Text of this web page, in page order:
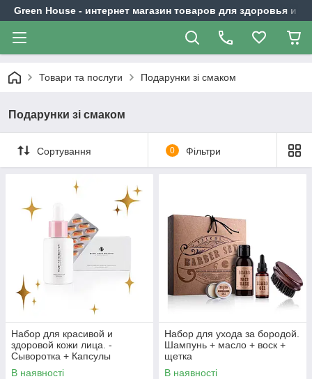
Green House - интернет магазин товаров для здоровья и
Товари та послуги Подарунки зі смаком
Подарунки зі смаком
Сортування 0 Фільтри
Набор для красивой и
здоровой кожи лица. -
Сыворотка + Капсулы
Красоты
В наявності
Набор для ухода за бородой.
Шампунь + масло + воск +
щетка
В наявності